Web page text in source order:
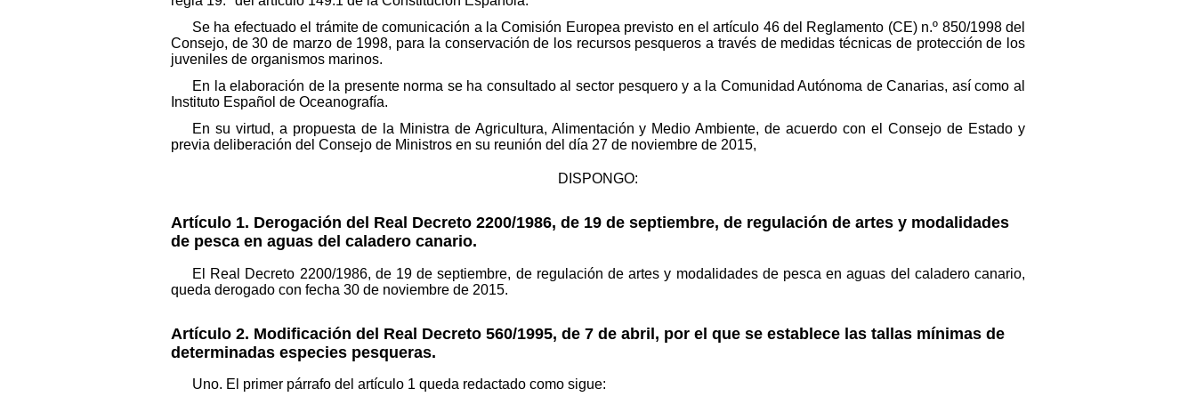
Se ha efectuado el trámite de comunicación a la Comisión Europea previsto en el artículo 46 del Reglamento (CE) n.º 850/1998 del
Consejo, de 30 de marzo de 1998, para la conservación de los recursos pesqueros a través de medidas técnicas de protección de los
juveniles de organismos marinos.
En la elaboración de la presente norma se ha consultado al sector pesquero y a la Comunidad Autónoma de Canarias, así como al
Instituto Español de Oceanografía.
En su virtud, a propuesta de la Ministra de Agricultura, Alimentación y Medio Ambiente, de acuerdo con el Consejo de Estado y
previa deliberación del Consejo de Ministros en su reunión del día 27 de noviembre de 2015,
DISPONGO:
Artículo 1. Derogación del Real Decreto 2200/1986, de 19 de septiembre, de regulación de artes y modalidades
de pesca en aguas del caladero canario.
El Real Decreto 2200/1986, de 19 de septiembre, de regulación de artes y modalidades de pesca en aguas del caladero canario,
queda derogado con fecha 30 de noviembre de 2015.
Artículo 2. Modificación del Real Decreto 560/1995, de 7 de abril, por el que se establece las tallas mínimas de
determinadas especies pesqueras.
Uno. El primer párrafo del artículo 1 queda redactado como sigue: